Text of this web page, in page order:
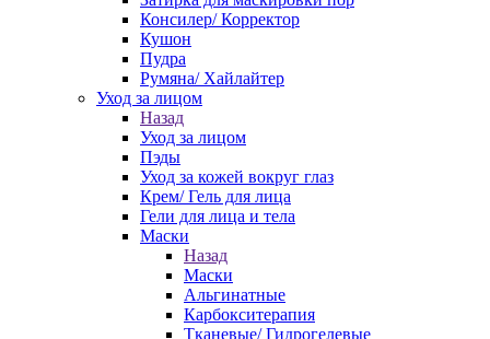
Консилер/ Корректор
Кушон
Пудра
Румяна/ Хайлайтер
Уход за лицом
Назад
Уход за лицом
Пэды
Уход за кожей вокруг глаз
Крем/ Гель для лица
Гели для лица и тела
Маски
Назад
Маски
Альгинатные
Карбокситерапия
Тканевые/ Гидрогелевые